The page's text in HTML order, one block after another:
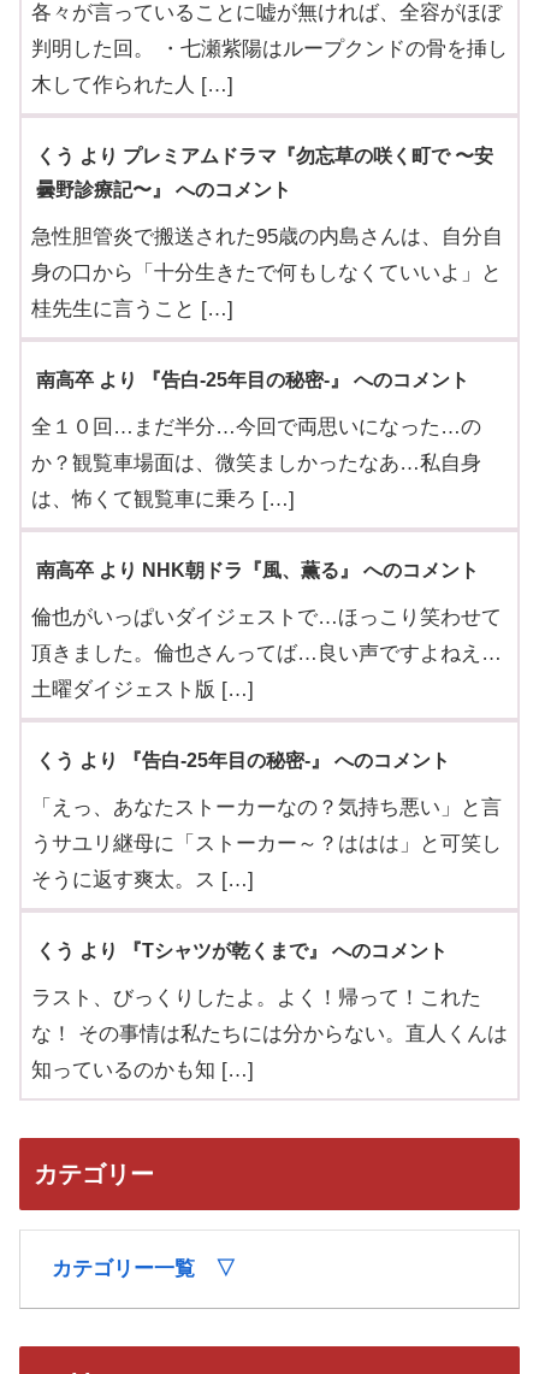
各々が言っていることに嘘が無ければ、全容がほぼ
判明した回。 ・七瀬紫陽はループクンドの骨を挿し
木して作られた人 […]
くう より プレミアムドラマ『勿忘草の咲く町で 〜安
曇野診療記〜』 へのコメント
急性胆管炎で搬送された95歳の内島さんは、自分自
身の口から「十分生きたで何もしなくていいよ」と
桂先生に言うこと […]
南高卒 より 『告白-25年目の秘密-』 へのコメント
全１０回…まだ半分…今回で両思いになった…の
か？観覧車場面は、微笑ましかったなあ…私自身
は、怖くて観覧車に乗ろ […]
南高卒 より NHK朝ドラ『風、薫る』 へのコメント
倫也がいっぱいダイジェストで…ほっこり笑わせて
頂きました。倫也さんってば…良い声ですよねえ…
土曜ダイジェスト版 […]
くう より 『告白-25年目の秘密-』 へのコメント
「えっ、あなたストーカーなの？気持ち悪い」と言
うサユリ継母に「ストーカー～？ははは」と可笑し
そうに返す爽太。ス […]
くう より 『Tシャツが乾くまで』 へのコメント
ラスト、びっくりしたよ。よく！帰って！これた
な！ その事情は私たちには分からない。直人くんは
知っているのかも知 […]
カテゴリー
カテゴリー一覧 ▽